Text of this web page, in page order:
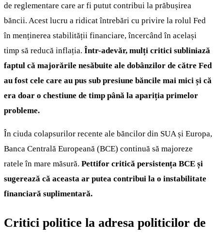
de reglementare care ar fi putut contribui la prăbușirea
băncii. Acest lucru a ridicat întrebări cu privire la rolul Fed
în menținerea stabilității financiare, încercând în același
timp să reducă inflația. Într-adevăr, mulți critici subliniază
faptul că majorările nesăbuite ale dobânzilor de către Fed
au fost cele care au pus sub presiune băncile mai mici și că
era doar o chestiune de timp până la apariția primelor
probleme.
În ciuda colapsurilor recente ale băncilor din SUA și Europa,
Banca Centrală Europeană (BCE) continuă să majoreze
ratele în mare măsură. Pettifor critică persistența BCE și
sugerează că aceasta ar putea contribui la o instabilitate
financiară suplimentară.
Critici politice la adresa politicilor de